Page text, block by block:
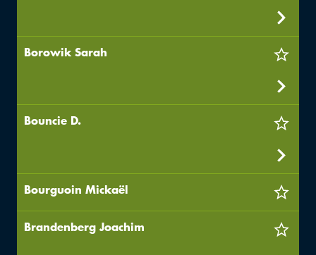
Borowik Sarah
Bouncie D.
Bourguoin Mickaël
Brandenberg Joachim